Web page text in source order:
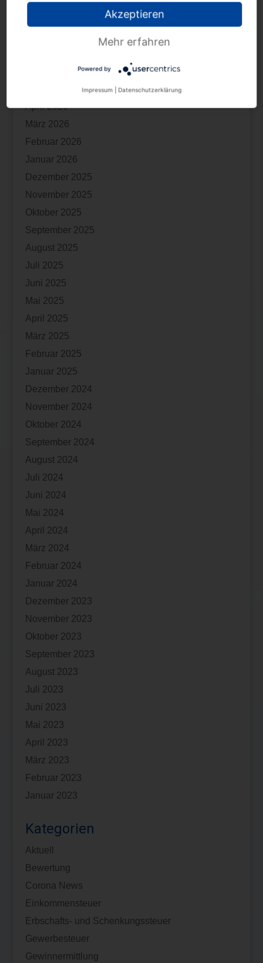
April 2026
März 2026
Februar 2026
Januar 2026
Dezember 2025
November 2025
Oktober 2025
September 2025
August 2025
Juli 2025
Juni 2025
Mai 2025
April 2025
März 2025
Februar 2025
Januar 2025
Dezember 2024
November 2024
Oktober 2024
September 2024
August 2024
Juli 2024
Juni 2024
Mai 2024
April 2024
März 2024
Februar 2024
Januar 2024
Dezember 2023
November 2023
Oktober 2023
September 2023
August 2023
Juli 2023
Juni 2023
Mai 2023
April 2023
März 2023
Februar 2023
Januar 2023
Kategorien
Aktuell
Bewertung
Corona News
Einkommensteuer
Erbschafts- und Schenkungssteuer
Gewerbesteuer
Gewinnermittlung
Akzeptieren
Mehr erfahren
Powered by
Impressum Datenschutzerklärung